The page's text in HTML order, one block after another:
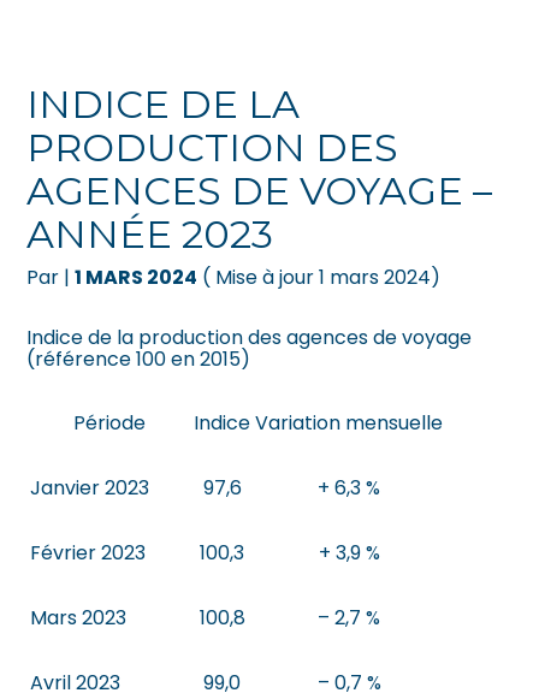
Gérer votre quotidien
Piloter votre entreprise
Développer votre entreprise
Être prêt pour la facturation
Suivre votre comptabilité
Gérer vos ressources humaines
Dématérialiser vos documents
INDICE DE LA
PRODUCTION DES
AGENCES DE VOYAGE –
ANNÉE 2023
Par |1 MARS 2024 ( Mise à jour 1 mars 2024)
Indice de la production des agences de voyage
(référence 100 en 2015)
Période IndiceVariation mensuelle
Janvier 2023 97,6 + 6,3 %
Février 2023 100,3 + 3,9 %
Mars 2023 100,8 – 2,7 %
Avril 2023 99,0 – 0,7 %